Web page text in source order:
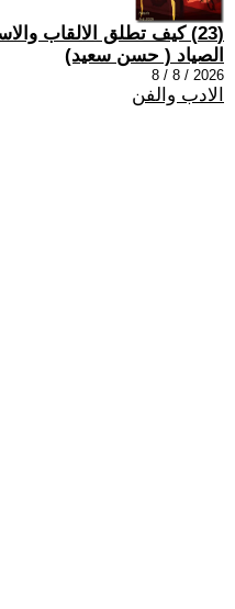
(23) كيف تطلق الالقاب والاسماء والكنى ج١
الصياد ‏( حسن سعيد‏)
2026 / 8 / 8
الادب والفن